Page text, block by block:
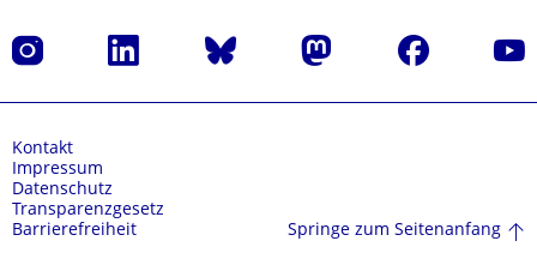
Instagram LinkedIn Bluesky Mastodon Facebook
Kontakt
Impressum
Datenschutz
Transparenzgesetz
Barrierefreiheit
Springe zum Seitenanfang